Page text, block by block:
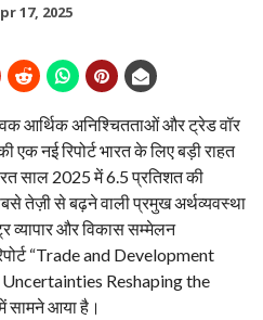
17, 2025
आर्थिक अनिश्चितताओं और ट्रेड वॉर
एक नई रिपोर्ट भारत के लिए बड़ी राहत
साल 2025 में 6.5 प्रतिशत की
तेज़ी से बढ़ने वाली प्रमुख अर्थव्यवस्था
व्यापार और विकास सम्मेलन
“Trade and Development
Reshaping the
सामने आया है।